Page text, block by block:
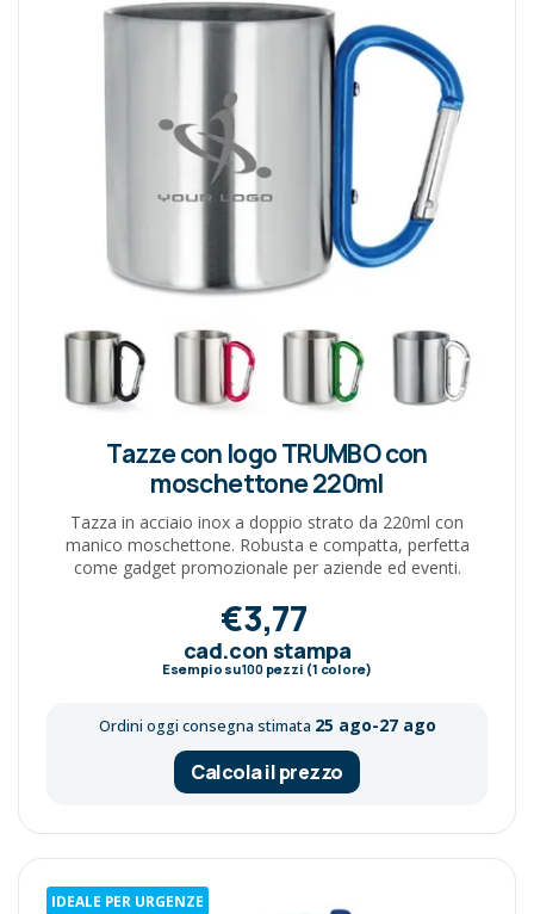
Tazze con logo TRUMBO con
moschettone 220ml
Tazza in acciaio inox a doppio strato da 220ml con
manico moschettone. Robusta e compatta, perfetta
come gadget promozionale per aziende ed eventi.
€3,77
cad.con stampa
Esempio su100pezzi (1 colore)
Ordini oggi consegna stimata 25 ago-27 ago
Calcola il prezzo
IDEALE PER URGENZE